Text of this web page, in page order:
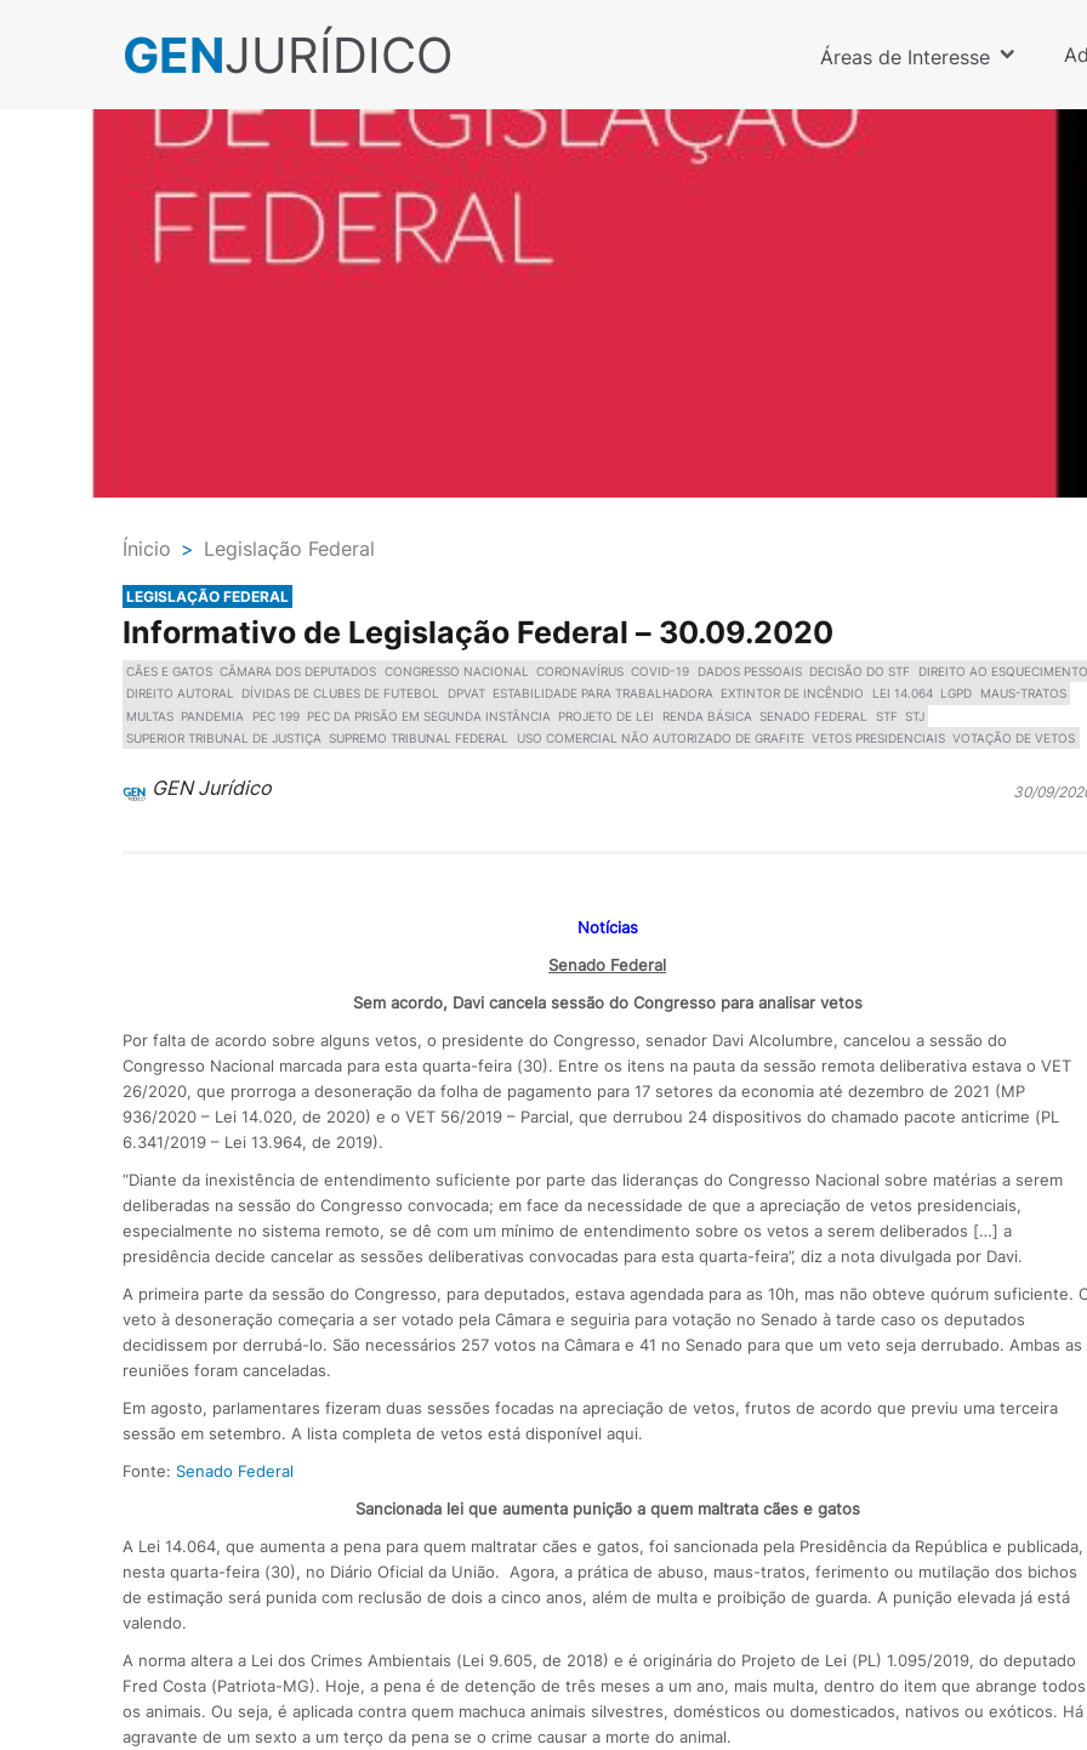
GENJURÍDICO Áreas de Interesse
Ínicio > Legislação Federal
LEGISLAÇÃO FEDERAL
Informativo de Legislação Federal – 30.09.2020
CÃES E GATOS CÂMARA DOS DEPUTADOS CONGRESSO NACIONAL CORONAVÍRUS COVID-19 DADOS PESSOAIS DECISÃO DO STF
DIREITO AO ESQUECIMENTO
DIREITO AUTORAL
DÍVIDAS DE CLUBES DE FUTEBOL DPVAT ESTABILIDADE PARA TRABALHADORA EXTINTOR DE INCÊNDIO LEI 14.064 LGPD
MAUS-TRATOS
MULTAS PANDEMIA PEC 199 PEC DA PRISÃO EM SEGUNDA INSTÂNCIA PROJETO DE LEI RENDA BÁSICA SENADO FEDERAL STF STJ
SUPERIOR TRIBUNAL DE JUSTIÇA
SUPREMO TRIBUNAL FEDERAL USO COMERCIAL NÃO AUTORIZADO DE GRAFITE VETOS PRESIDENCIAIS VOTAÇÃO DE VETOS
GEN Jurídico 30/09/
Notícias
Senado Federal
Sem acordo, Davi cancela sessão do Congresso para analisar vetos
Por falta de acordo sobre alguns vetos, o presidente do Congresso, senador Davi Alcolumbre, cancelou a sessão do
Congresso Nacional marcada para esta quarta-feira (30). Entre os itens na pauta da sessão remota deliberativa estava o VET
26/2020, que prorroga a desoneração da folha de pagamento para 17 setores da economia até dezembro de 2021 (MP
936/2020 – Lei 14.020, de 2020) e o VET 56/2019 – Parcial, que derrubou 24 dispositivos do chamado pacote anticrime (PL
6.341/2019 – Lei 13.964, de 2019).
“Diante da inexistência de entendimento suficiente por parte das lideranças do Congresso Nacional sobre matérias a serem
deliberadas na sessão do Congresso convocada; em face da necessidade de que a apreciação de vetos presidenciais,
especialmente no sistema remoto, se dê com um mínimo de entendimento sobre os vetos a serem deliberados […] a
presidência decide cancelar as sessões deliberativas convocadas para esta quarta-feira”, diz a nota divulgada por Davi.
A primeira parte da sessão do Congresso, para deputados, estava agendada para as 10h, mas não obteve quórum suficiente.
veto à desoneração começaria a ser votado pela Câmara e seguiria para votação no Senado à tarde caso os deputados
decidissem por derrubá-lo. São necessários 257 votos na Câmara e 41 no Senado para que um veto seja derrubado. Ambas as
reuniões foram canceladas.
Em agosto, parlamentares fizeram duas sessões focadas na apreciação de vetos, frutos de acordo que previu uma terceira
sessão em setembro. A lista completa de vetos está disponível aqui.
Fonte: Senado Federal
Sancionada lei que aumenta punição a quem maltrata cães e gatos
A Lei 14.064, que aumenta a pena para quem maltratar cães e gatos, foi sancionada pela Presidência da República e publicada,
nesta quarta-feira (30), no Diário Oficial da União. Agora, a prática de abuso, maus-tratos, ferimento ou mutilação dos bichos
de estimação será punida com reclusão de dois a cinco anos, além de multa e proibição de guarda. A punição elevada já está
valendo.
A norma altera a Lei dos Crimes Ambientais (Lei 9.605, de 2018) e é originária do Projeto de Lei (PL) 1.095/2019, do deputado
Fred Costa (Patriota-MG). Hoje, a pena é de detenção de três meses a um ano, mais multa, dentro do item que abrange todos
os animais. Ou seja, é aplicada contra quem machuca animais silvestres, domésticos ou domesticados, nativos ou exóticos. Há
agravante de um sexto a um terço da pena se o crime causar a morte do animal.